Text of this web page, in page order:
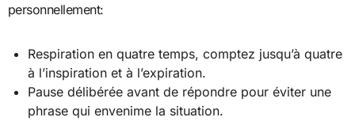
personnellement:
Respiration en quatre temps, comptez jusqu’à quatre
à l’inspiration et à l’expiration.
Pause délibérée avant de répondre pour éviter une
phrase qui envenime la situation.